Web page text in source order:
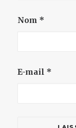
Nom *
E-mail *